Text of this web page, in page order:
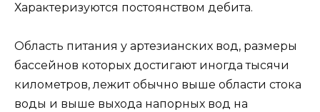
Характеризуются постоянством дебита.
Область питания у артезианских вод, размеры
бассейнов которых достигают иногда тысячи
километров, лежит обычно выше области стока
воды и выше выхода напорных вод на